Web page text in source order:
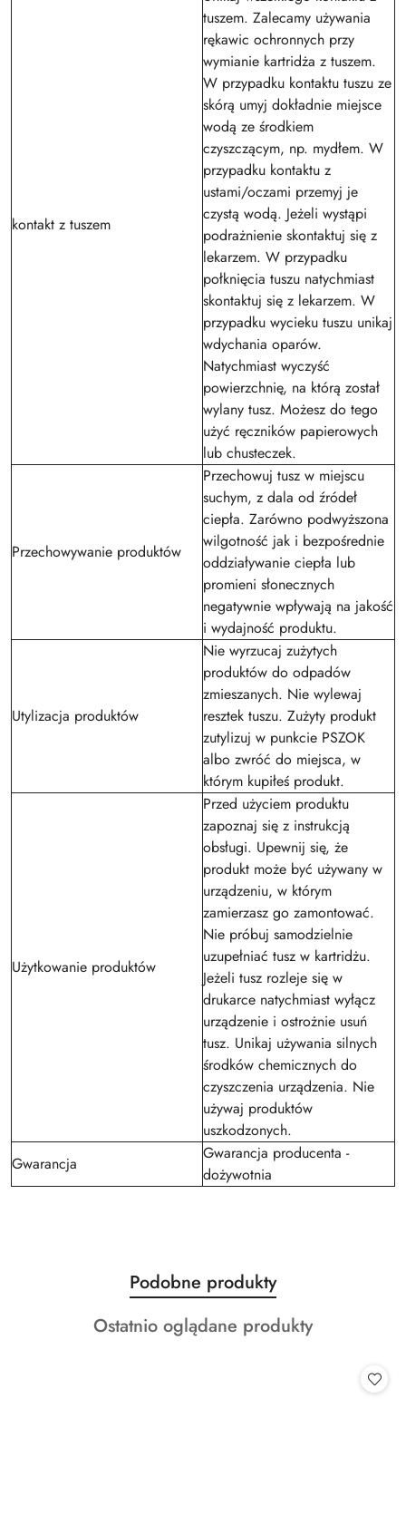
kontakt z tuszem
tuszem. Zalecamy używania
rękawic ochronnych przy
wymianie kartridża z tuszem.
W przypadku kontaktu tuszu ze
skórą umyj dokładnie miejsce
wodą ze środkiem
czyszczącym, np. mydłem. W
przypadku kontaktu z
ustami/oczami przemyj je
czystą wodą. Jeżeli wystąpi
podrażnienie skontaktuj się z
lekarzem. W przypadku
połknięcia tuszu natychmiast
skontaktuj się z lekarzem. W
przypadku wycieku tuszu unikaj
wdychania oparów.
Natychmiast wyczyść
powierzchnię, na którą został
wylany tusz. Możesz do tego
użyć ręczników papierowych
lub chusteczek.
Przechowywanie produktów
Przechowuj tusz w miejscu
suchym, z dala od źródeł
ciepła. Zarówno podwyższona
wilgotność jak i bezpośrednie
oddziaływanie ciepła lub
promieni słonecznych
negatywnie wpływają na jakość
i wydajność produktu.
Utylizacja produktów
Nie wyrzucaj zużytych
produktów do odpadów
zmieszanych. Nie wylewaj
resztek tuszu. Zużyty produkt
zutylizuj w punkcie PSZOK
albo zwróć do miejsca, w
którym kupiłeś produkt.
Użytkowanie produktów
Przed użyciem produktu
zapoznaj się z instrukcją
obsługi. Upewnij się, że
produkt może być używany w
urządzeniu, w którym
zamierzasz go zamontować.
Nie próbuj samodzielnie
uzupełniać tusz w kartridżu.
Jeżeli tusz rozleje się w
drukarce natychmiast wyłącz
urządzenie i ostrożnie usuń
tusz. Unikaj używania silnych
środków chemicznych do
czyszczenia urządzenia. Nie
używaj produktów
uszkodzonych.
Gwarancja
Gwarancja producenta -
dożywotnia
Pomiń karuzelę produktów
Produkty
o
statusie:
Podobne produkty
Produkty
Ostatnio oglądane produkty